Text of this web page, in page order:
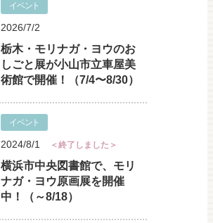
イベント
2026/7/2
栃木・モリナガ・ヨウのお
しごと展が小山市立車屋美
術館で開催！（7/4〜8/30）
イベント
2024/8/1 ＜終了しました＞
横浜市中央図書館で、モリ
ナガ・ヨウ原画展を開催
中！（～8/18）